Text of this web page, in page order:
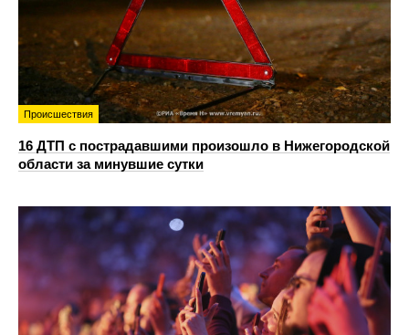
Происшествия
16 ДТП с пострадавшими произошло в Нижегородской
области за минувшие сутки